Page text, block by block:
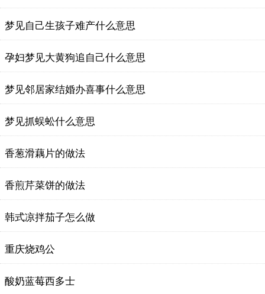
梦见自己生孩子难产什么意思
孕妇梦见大黄狗追自己什么意思
梦见邻居家结婚办喜事什么意思
梦见抓蜈蚣什么意思
香葱滑藕片的做法
香煎芹菜饼的做法
韩式凉拌茄子怎么做
重庆烧鸡公
酸奶蓝莓西多士